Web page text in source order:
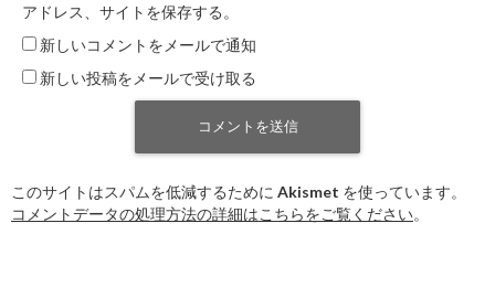
アドレス、サイトを保存する。
新しいコメントをメールで通知
新しい投稿をメールで受け取る
このサイトはスパムを低減するために Akismet を使っています。
コメントデータの処理方法の詳細はこちらをご覧ください。